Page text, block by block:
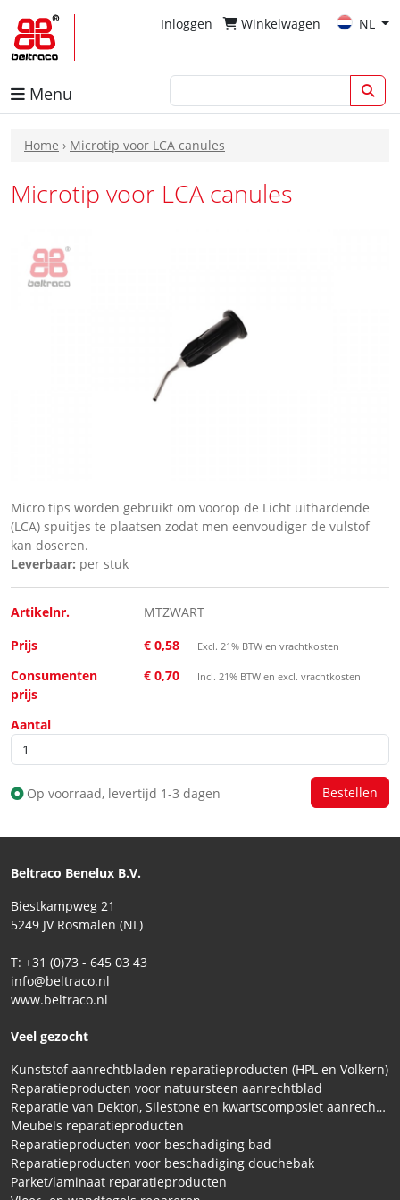
Inloggen Winkelwagen NL
Menu
Home › Microtip voor LCA canules
Microtip voor LCA canules
Micro tips worden gebruikt om voorop de Licht uithardende
(LCA) spuitjes te plaatsen zodat men eenvoudiger de vulstof
kan doseren.
Leverbaar: per stuk
Artikelnr.
MTZWART
Prijs
€ 0,58 Excl. 21% BTW en vrachtkosten
Consumenten
prijs
€ 0,70 Incl. 21% BTW en excl. vrachtkosten
Aantal
Op voorraad, levertijd 1-3 dagen
Beltraco Benelux B.V.
Biestkampweg 21
5249 JV Rosmalen (NL)
T: +31 (0)73 - 645 03 43
info@beltraco.nl
www.beltraco.nl
Veel gezocht
Kunststof aanrechtbladen reparatieproducten (HPL en Volkern)
Reparatieproducten voor natuursteen aanrechtblad
Reparatie van Dekton, Silestone en kwartscomposiet aanrechtbladen
Meubels reparatieproducten
Reparatieproducten voor beschadiging bad
Reparatieproducten voor beschadiging douchebak
Parket/laminaat reparatieproducten